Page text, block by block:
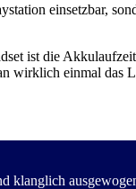
einsetzbar,
ist die
wirklich einmal